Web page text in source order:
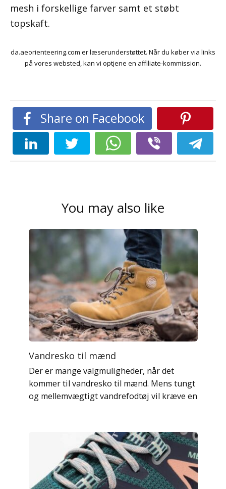
mesh i forskellige farver samt et støbt
topskaft.
da.aeorienteering.com er læserunderstøttet. Når du køber via links
på vores websted, kan vi optjene en affiliate-kommission.
Share on Facebook
You may also like
Vandresko til mænd
Der er mange valgmuligheder, når det
kommer til vandresko til mænd. Mens tungt
og mellemvægtigt vandrefodtøj vil kræve en